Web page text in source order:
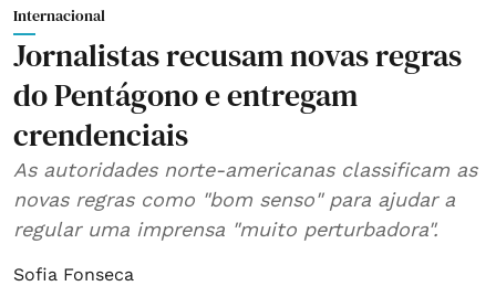
Internacional
Jornalistas recusam novas regras
do Pentágono e entregam
crendenciais
As autoridades norte-americanas classificam as
novas regras como "bom senso" para ajudar a
regular uma imprensa "muito perturbadora".
Sofia Fonseca